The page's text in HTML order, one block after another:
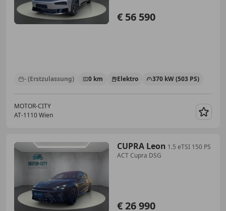
€ 56 590
- (Erstzulassung) 0 km Elektro 370 kW (503 PS)
MOTOR-CITY
AT-1110 Wien
CUPRA Leon 1.5 eTSI 150 PS
ACT Cupra DSG
€ 26 990